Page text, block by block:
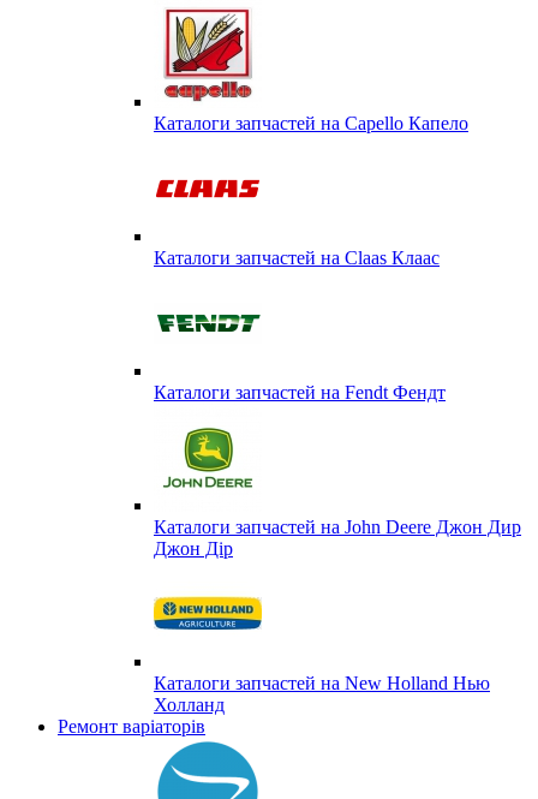
Каталоги запчастей на Capello Капело
Каталоги запчастей на Claas Клаас
Каталоги запчастей на Fendt Фендт
Каталоги запчастей на John Deere Джон Дир
Джон Дір
Каталоги запчастей на New Holland Нью
Холланд
Ремонт варіаторів